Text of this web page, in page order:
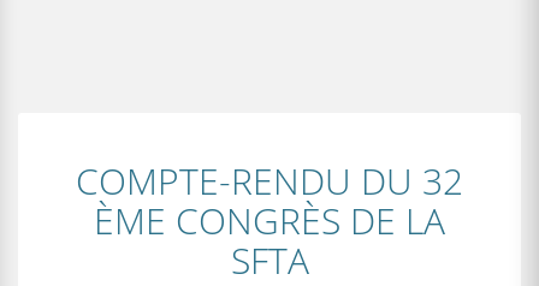
COMPTE-RENDU DU 32
ÈME CONGRÈS DE LA
SFTA